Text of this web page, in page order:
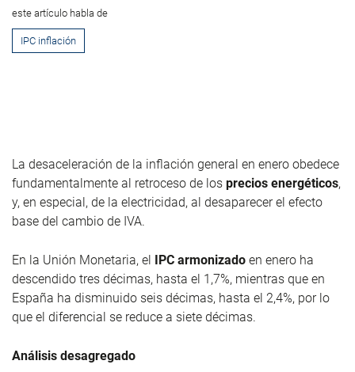
este artículo habla de
IPC inflación
La desaceleración de la inflación general en enero obedece
fundamentalmente al retroceso de los precios energéticos,
y, en especial, de la electricidad, al desaparecer el efecto
base del cambio de IVA.
En la Unión Monetaria, el IPC armonizado en enero ha
descendido tres décimas, hasta el 1,7%, mientras que en
España ha disminuido seis décimas, hasta el 2,4%, por lo
que el diferencial se reduce a siete décimas.
Análisis desagregado